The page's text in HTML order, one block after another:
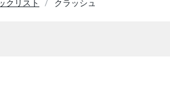
クリスト クラッシュ